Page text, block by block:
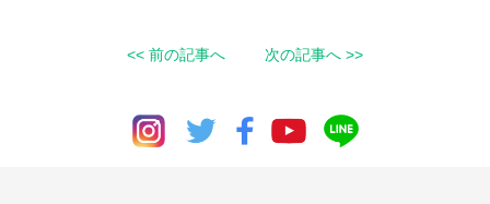
<< 前の記事へ 次の記事へ >>